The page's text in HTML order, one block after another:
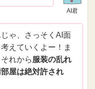
AI君
ゃ、さっそくAI面
えていくよー！ま
それから服装の乱れ
屋は絶対許され